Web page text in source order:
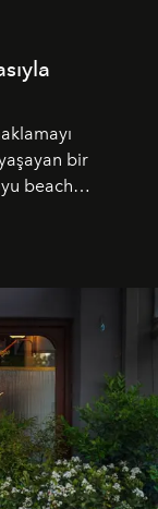
bir
beach
bu özel
batımından
sunuyor.